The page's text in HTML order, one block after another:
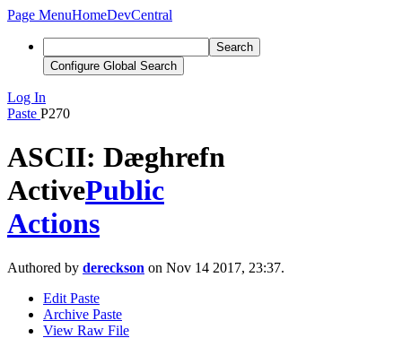
Page MenuHomeDevCentral
Search
Configure Global Search
Log In
Paste P270
ASCII: Dæghrefn
ActivePublic
Actions
Authored by dereckson on Nov 14 2017, 23:37.
Edit Paste
Archive Paste
View Raw File